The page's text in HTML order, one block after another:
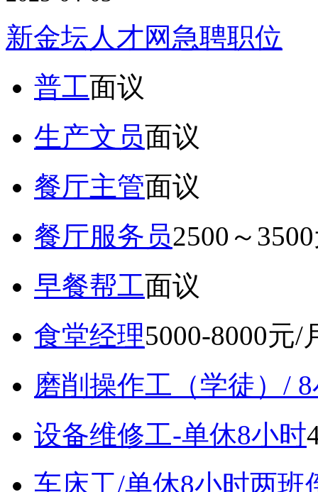
新金坛人才网急聘职位
普工面议
生产文员面议
餐厅主管面议
餐厅服务员2500～
早餐帮工面议
食堂经理5000-8000元/
磨削操作工（学徒）/
设备维修工-单休8小时
车床工/单休8小时两班